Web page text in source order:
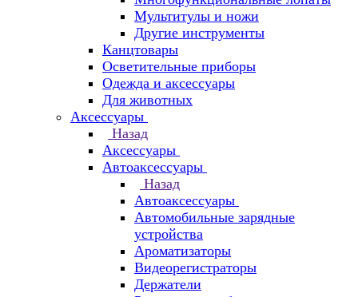
Мультитулы и ножи
Другие инструменты
Канцтовары
Осветительные приборы
Одежда и аксессуары
Для животных
Аксессуары
Назад
Аксессуары
Автоаксессуары
Назад
Автоаксессуары
Автомобильные зарядные
устройства
Ароматизаторы
Видеорегистраторы
Держатели